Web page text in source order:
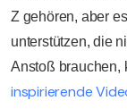
Z gehören, aber
unterstützen, die
Anstoß brauchen,
inspirierende